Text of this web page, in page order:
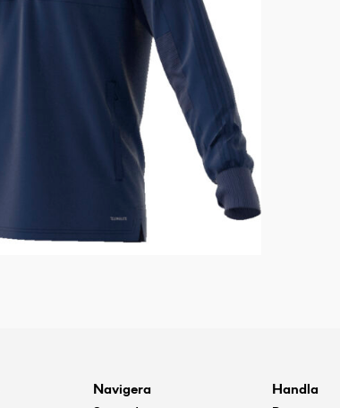
Navigera Handla